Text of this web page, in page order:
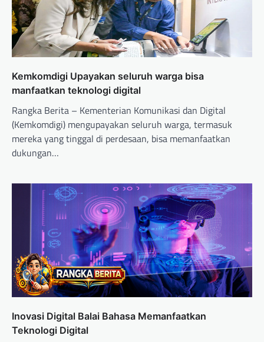
Kemkomdigi Upayakan seluruh warga bisa
manfaatkan teknologi digital
Rangka Berita – Kementerian Komunikasi dan Digital
(Kemkomdigi) mengupayakan seluruh warga, termasuk
mereka yang tinggal di perdesaan, bisa memanfaatkan
dukungan…
Inovasi Digital Balai Bahasa Memanfaatkan
Teknologi Digital